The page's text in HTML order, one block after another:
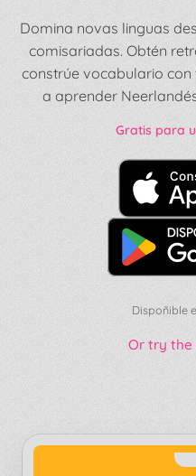
Domina novas linguas
comisariadas. Obtén
constrúe vocabulario con
a aprender
Gratis para
Dispoñible
Or try the